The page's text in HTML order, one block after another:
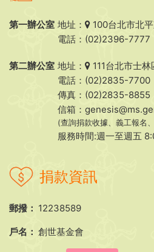
第一辦公室 地址：
100台北市北
電話：(02)2396-7777
第二辦公室 地址：
111台北市士
電話：(02)2835-7700
傳真：(02)2835-8855
信箱：
(查詢捐款收據、義工報名
服務時間:週一至週五
捐款資訊
郵撥： 12238589
戶名： 創世基金會